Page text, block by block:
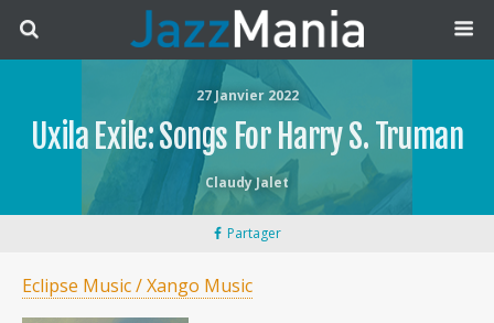
27 Janvier 2022
Uxila Exile: Songs For Harry S. Truman
Claudy Jalet
Partager
Eclipse Music / Xango Music